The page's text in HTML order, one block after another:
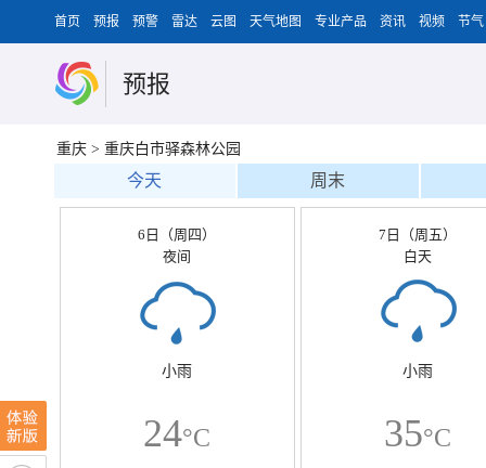
首页 预报 预警 雷达 云图 天气地图 专业产品 资讯 视频 节气
预报
重庆 > 重庆白市驿森林公园
今天 周末
6日（周四）
夜间
小雨
24°C
7日（周五）
白天
小雨
35°C